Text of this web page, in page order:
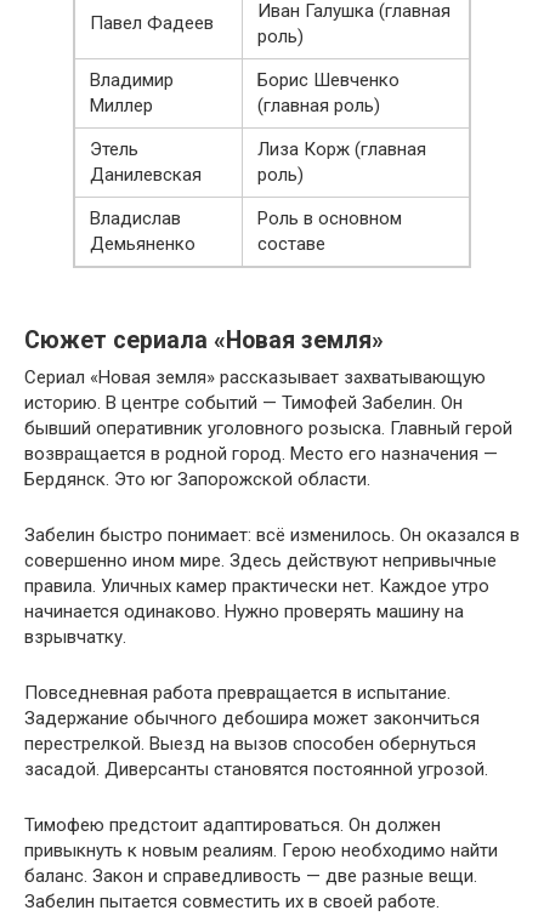
Павел Фадеев
Иван Галушка (главная
роль)
Владимир
Миллер
Борис Шевченко
(главная роль)
Этель
Данилевская
Лиза Корж (главная
роль)
Владислав
Демьяненко
Роль в основном
составе
Сюжет сериала «Новая земля»
Сериал «Новая земля» рассказывает захватывающую
историю. В центре событий — Тимофей Забелин. Он
бывший оперативник уголовного розыска. Главный герой
возвращается в родной город. Место его назначения —
Бердянск. Это юг Запорожской области.
Забелин быстро понимает: всё изменилось. Он оказался в
совершенно ином мире. Здесь действуют непривычные
правила. Уличных камер практически нет. Каждое утро
начинается одинаково. Нужно проверять машину на
взрывчатку.
Повседневная работа превращается в испытание.
Задержание обычного дебошира может закончиться
перестрелкой. Выезд на вызов способен обернуться
засадой. Диверсанты становятся постоянной угрозой.
Тимофею предстоит адаптироваться. Он должен
привыкнуть к новым реалиям. Герою необходимо найти
баланс. Закон и справедливость — две разные вещи.
Забелин пытается совместить их в своей работе.